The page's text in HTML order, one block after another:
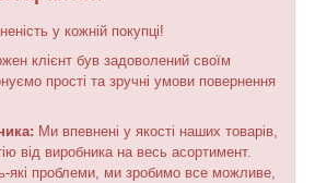
у кожній покупці!
клієнт був задоволений своїм
прості та зручні умови повернення
Ми впевнені у якості наших товарів,
від виробника на весь асортимент.
які проблеми, ми зробимо все можливе,